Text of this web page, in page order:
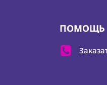
ПОМОЩЬ